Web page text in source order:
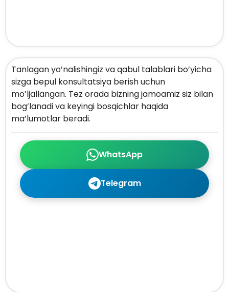
WhatsApp
Telegram
Tanlagan yo’nalishingiz va qabul talablari bo’yicha
sizga bepul konsultatsiya berish uchun
mo’ljallangan. Tez orada bizning jamoamiz siz bilan
bog’lanadi va keyingi bosqichlar haqida
ma’lumotlar beradi.